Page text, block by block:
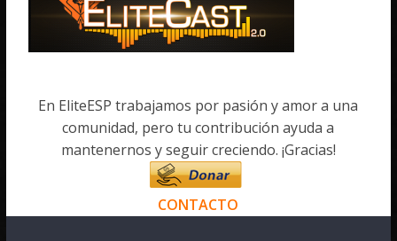
En EliteESP trabajamos por pasión y amor a una
comunidad, pero tu contribución ayuda a
mantenernos y seguir creciendo. ¡Gracias!
CONTACTO